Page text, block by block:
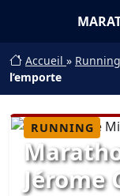
Accueil » Running
l’emporte
RUNNING
Jérome